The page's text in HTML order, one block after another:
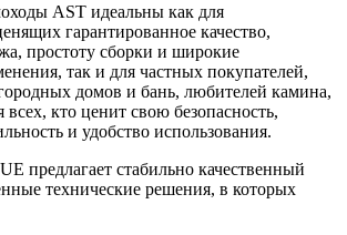
AST идеальны как для
гарантированное качество,
простоту сборки и широкие
так и для частных покупателей,
домов и бань, любителей камина,
кто ценит свою безопасность,
и удобство использования.
предлагает стабильно качественный
технические решения, в которых